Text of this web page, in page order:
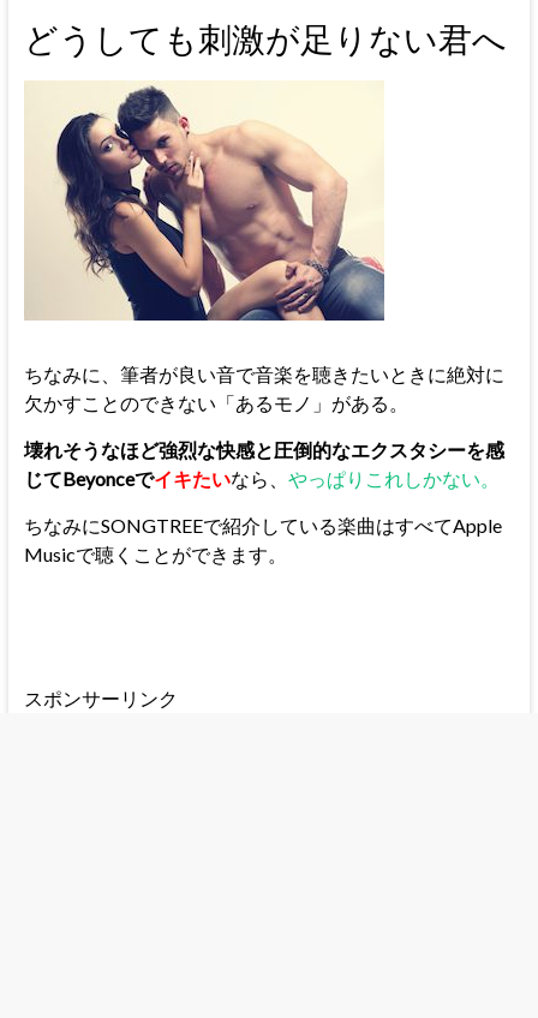
どうしても刺激が足りない君へ
ちなみに、筆者が良い音で音楽を聴きたいときに絶対に
欠かすことのできない「あるモノ」がある。
壊れそうなほど強烈な快感と圧倒的なエクスタシーを感
じてBeyonceでイキたいなら、 やっぱりこれしかない。
ちなみにSONGTREEで紹介している楽曲はすべてApple
Musicで聴くことができます。
スポンサーリンク